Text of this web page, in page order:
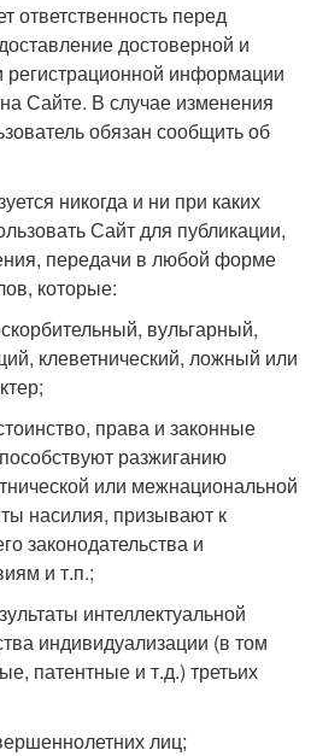
ответственность перед
достоверной и
регистрационной информации
Сайте. В случае изменения
обязан сообщить об
никогда и ни при каких
Сайт для публикации,
передачи в любой форме
которые:
вульгарный,
клеветнический, ложный или
права и законные
разжиганию
или межнациональной
насилия, призывают к
законодательства и
и т.п.;
интеллектуальной
индивидуализации (в том
патентные и т.д.) третьих
лиц;